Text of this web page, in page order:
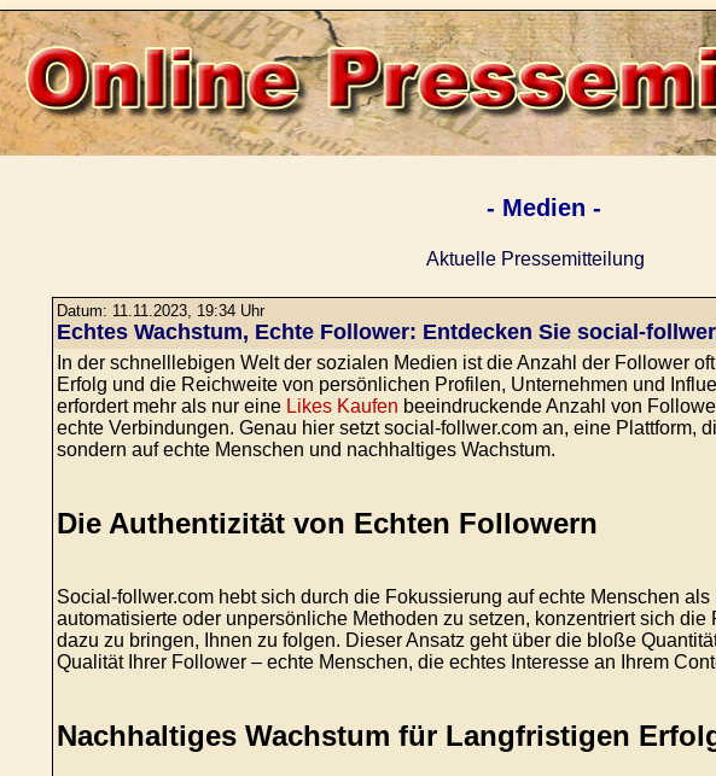
- Medien -
Aktuelle Pressemitteilung
Datum: 11.11.2023, 19:34 Uhr
Echtes Wachstum, Echte Follower: Entdecken Sie social-
In der schnelllebigen Welt der sozialen Medien ist die Anzahl der Follower
Erfolg und die Reichweite von persönlichen Profilen, Unternehmen und
erfordert mehr als nur eine Likes Kaufen beeindruckende Anzahl von
echte Verbindungen. Genau hier setzt social-follwer.com an, eine Plattform,
sondern auf echte Menschen und nachhaltiges Wachstum.
Die Authentizität von Echten Followern
Social-follwer.com hebt sich durch die Fokussierung auf echte Menschen als
automatisierte oder unpersönliche Methoden zu setzen, konzentriert sich die
dazu zu bringen, Ihnen zu folgen. Dieser Ansatz geht über die bloße
Qualität Ihrer Follower – echte Menschen, die echtes Interesse an Ihrem
Nachhaltiges Wachstum für Langfristigen